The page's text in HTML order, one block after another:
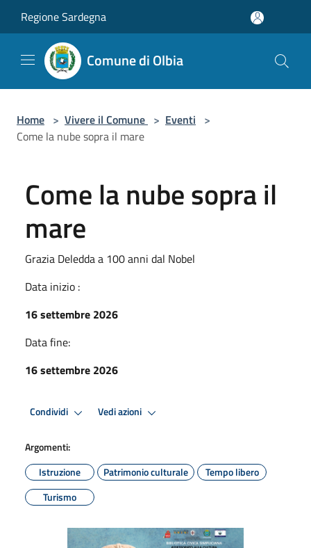
Regione Sardegna
Comune di Olbia
Home > Vivere il Comune > Eventi >
Come la nube sopra il mare
Come la nube sopra il
mare
Grazia Deledda a 100 anni dal Nobel
Data inizio :
16 settembre 2026
Data fine:
16 settembre 2026
Condividi Vedi azioni
Argomenti:
Istruzione
Patrimonio culturale
Tempo libero
Turismo